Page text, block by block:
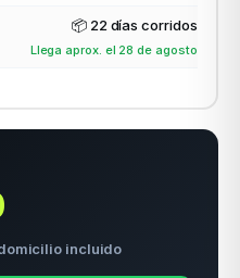
📦 22 días corridos
Llega aprox. el 28 de agosto
domicilio incluido